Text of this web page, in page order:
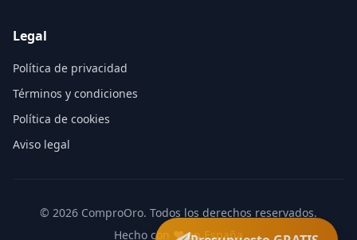
Legal
Política de privacidad
Términos y condiciones
Política de cookies
Aviso legal
© 2026 ComproOro. Todos los derechos reservados.
Hecho con ❤️ en España